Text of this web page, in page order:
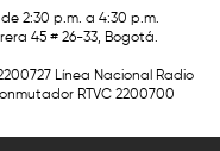
2:30 p.m. a 4:30 p.m.
45 # 26-33, Bogotá.
Línea Nacional Radio
RTVC 2200700